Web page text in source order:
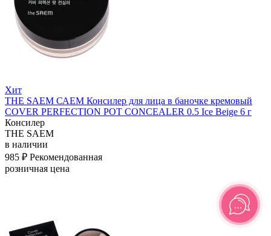
Хит
THE SAEM САЕМ Консилер для лица в баночке кремовый
COVER PERFECTION POT CONCEALER 0.5 Ice Beige 6 г
Консилер
THE SAEM
в наличии
985 ₽ Рекомендованная
розничная цена